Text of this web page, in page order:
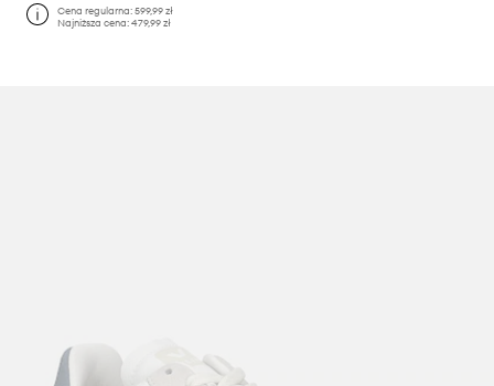
Cena regularna:599,99 zł
Najniższa cena:479,99 zł